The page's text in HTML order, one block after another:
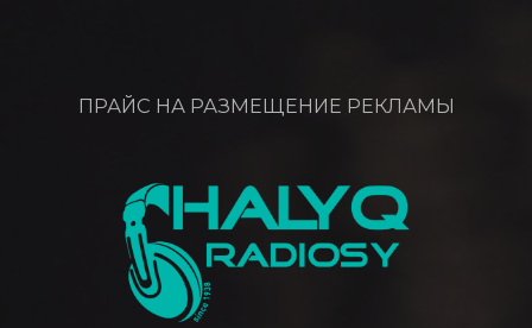
ПРАЙС НА РАЗМЕЩЕНИЕ РЕКЛАМЫ